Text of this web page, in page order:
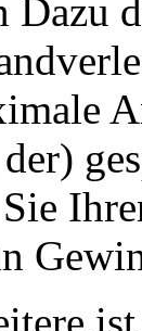
Dazu